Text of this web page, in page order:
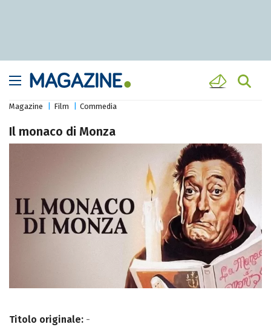
Magazine Film Commedia
Il monaco di Monza
Titolo originale: -